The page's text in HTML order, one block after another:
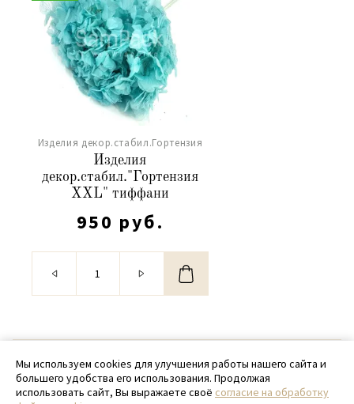
Изделия декор.стабил.Гортензия
Изделия
декор.стабил."Гортензия
XXL" тиффани
950 руб.
© 2020 - 2026 SamPack
+ 7 (918) 699-97-87
Мы используем cookies для улучшения работы нашего сайта и
большего удобства его использования. Продолжая
использовать сайт, Вы выражаете своё согласие на обработку